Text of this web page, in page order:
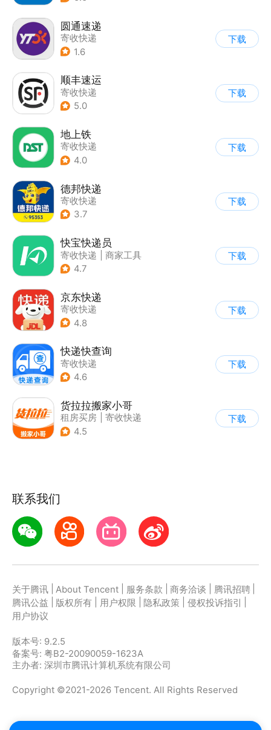
圆通速递
寄收快递
1.6
下载
顺丰速运
寄收快递
5.0
下载
地上铁
寄收快递
4.0
下载
德邦快递
寄收快递
3.7
下载
快宝快递员
寄收快递
商家工具
4.7
下载
京东快递
寄收快递
4.8
下载
快递快查询
寄收快递
4.6
下载
货拉拉搬家小哥
租房买房
寄收快递
4.5
下载
联系我们
关于腾讯 About Tencent 服务条款 商务洽谈 腾讯招聘
腾讯公益
版权所有 用户权限 隐私政策 侵权投诉指引
用户协议
版本号: 9.2.5
备案号: 粤B2-20090059-1623A
主办者: 深圳市腾讯计算机系统有限公司
Copyright ©2021-2026 Tencent. All Rights Reserved